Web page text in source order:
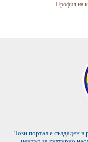
Профил на
Този портал е създаден